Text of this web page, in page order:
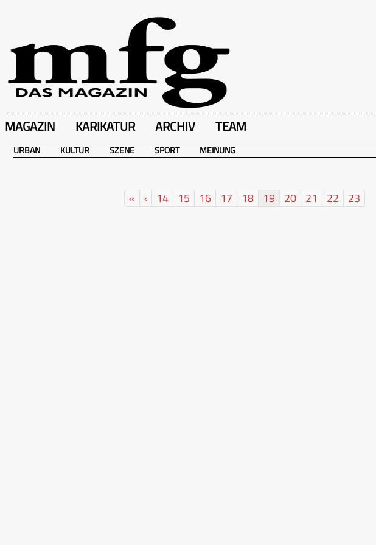
MAGAZIN KARIKATUR ARCHIV TEAM
URBAN KULTUR SZENE SPORT MEINUNG
« ‹ 14 15 16 17 18 19 20 21 22 23